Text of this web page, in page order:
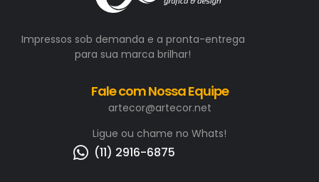
Impressos sob demanda e a pronta-entrega
para sua marca brilhar!
Fale com Nossa Equipe
artecor@artecor.net
Ligue ou chame no Whats!
(11) 2916-6875